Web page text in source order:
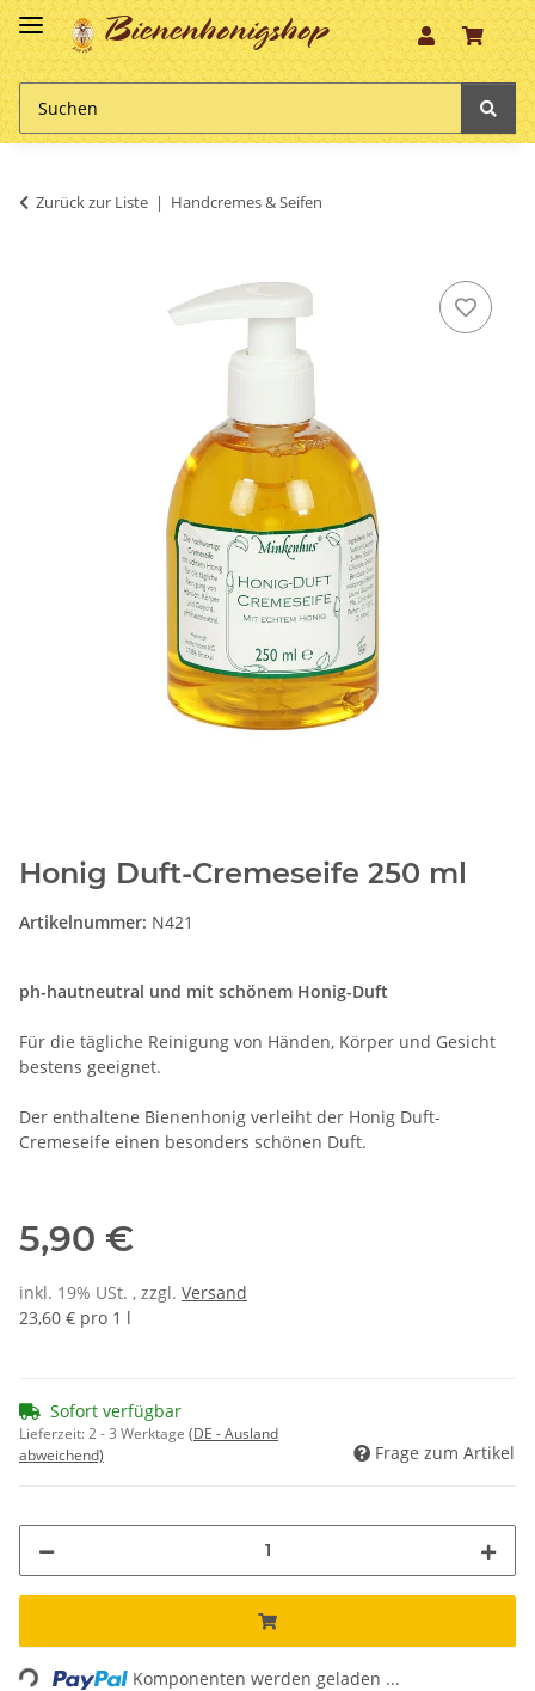
Bienenhonigshop
Zurück zur Liste Handcremes & Seifen
Honig Duft-Cremeseife 250 ml
Artikelnummer: N421
ph-hautneutral und mit schönem Honig-Duft
Für die tägliche Reinigung von Händen, Körper und Gesicht
bestens geeignet.
Der enthaltene Bienenhonig verleiht der Honig Duft-
Cremeseife einen besonders schönen Duft.
5,90 €
inkl. 19% USt. , zzgl. Versand
23,60 € pro 1 l
Sofort verfügbar
Lieferzeit:2 - 3 Werktage (DE - Ausland
abweichend)
Frage zum Artikel
Loading... Komponenten werden geladen ...